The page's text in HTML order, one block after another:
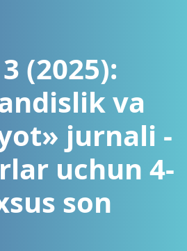
(2025):
va
jurnali -
uchun 4-
son